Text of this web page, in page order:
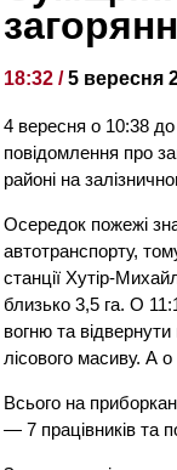
18:32 /5 вересня
4 вересня о 10:38
повідомлення про
районі на
Осередок пожежі
автотранспорту,
станції Хутір-
близько 3,5 га. О
вогню та
лісового масиву. А
Всього на
— 7 працівників та